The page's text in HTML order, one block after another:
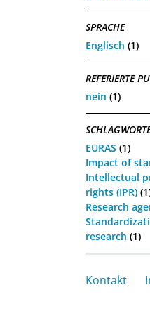
SPRACHE
Englisch (1)
REFERIERTE
nein (1)
EURAS (1)
Impact of
Intellectual
rights (IPR)
Research
research (1)
Kontakt